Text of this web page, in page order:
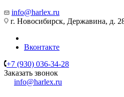
info@harlex.ru
г. Новосибирск, Державина, д.
Вконтакте
+7 (930) 036-34-28
Заказать звонок
info@harlex.ru